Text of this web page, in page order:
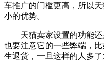
车推广的门槛更高，所以
小的优势。
天猫卖家设置的功能还
也要注意它的一些弊端，
生退货，一旦这样的人多